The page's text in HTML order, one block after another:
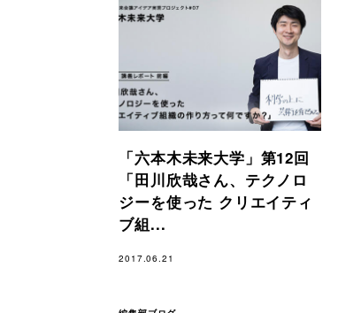
「六本木未来大学」第12回
「田川欣哉さん、テクノロ
ジーを使った クリエイティ
ブ組...
2017.06.21